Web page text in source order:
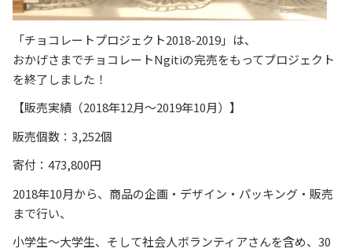
「チョコレートプロジェクト2018-2019」は、
おかげさまでチョコレートNgitiの完売をもってプロジェクト
を終了しました！
【販売実績（2018年12月～2019年10月）】
販売個数：3,252個
寄付：​473,800円
2018年10月から、商品の企画・デザイン・パッキング・販売
まで行い、
小学生～大学生、そして社会人ボランティアさんを含め、30